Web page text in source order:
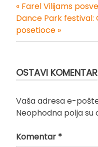
Kretanje
članka
« Farel Vilijams
Dance Park festival:
posetioce »
OSTAVI KOMENTAR
Vaša adresa e-
Neophodna polja su
Komentar *